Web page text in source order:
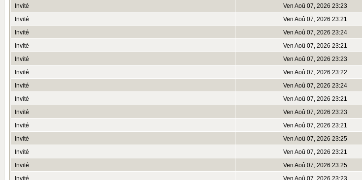
Invité
Ven Aoû 07, 2026 23:23
Invité
Ven Aoû 07, 2026 23:21
Invité
Ven Aoû 07, 2026 23:24
Invité
Ven Aoû 07, 2026 23:21
Invité
Ven Aoû 07, 2026 23:23
Invité
Ven Aoû 07, 2026 23:22
Invité
Ven Aoû 07, 2026 23:24
Invité
Ven Aoû 07, 2026 23:21
Invité
Ven Aoû 07, 2026 23:23
Invité
Ven Aoû 07, 2026 23:21
Invité
Ven Aoû 07, 2026 23:25
Invité
Ven Aoû 07, 2026 23:21
Invité
Ven Aoû 07, 2026 23:25
Invité
Ven Aoû 07, 2026 23:23